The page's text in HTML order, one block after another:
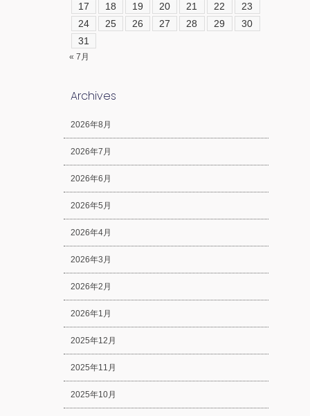
17
18 19 20 21 22
23
24
25 26 27 28 29
30
31
« 7月
Archives
2026年8月
2026年7月
2026年6月
2026年5月
2026年4月
2026年3月
2026年2月
2026年1月
2025年12月
2025年11月
2025年10月